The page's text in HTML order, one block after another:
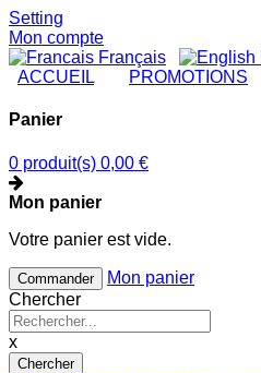
Setting
Mon compte
Français
ACCUEIL
PROMOTIONS
Panier
0 produit(s) 0,00 €
Mon panier
Votre panier est vide.
Commander
Mon panier
Chercher
x
Chercher